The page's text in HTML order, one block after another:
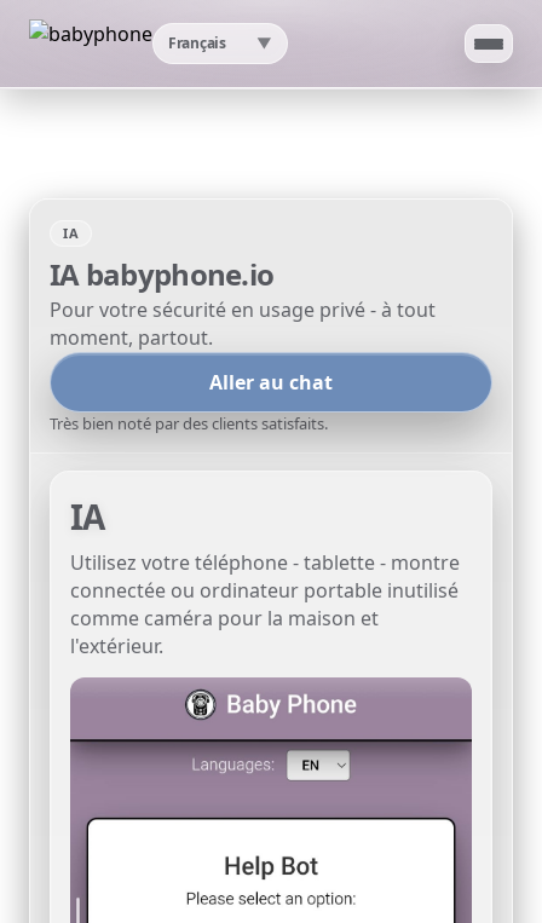
Français ▼
Test de vitesse
Ma localisation IP
IA
IA babyphone.io
Pour votre sécurité en usage privé - à tout
moment, partout.
Aller au chat
Très bien noté par des clients satisfaits.
IA
Utilisez votre téléphone - tablette - montre
connectée ou ordinateur portable inutilisé
comme caméra pour la maison et
l'extérieur.